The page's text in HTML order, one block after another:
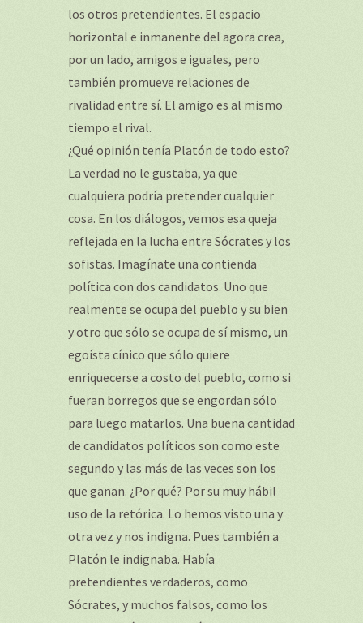
los otros pretendientes. El espacio
horizontal e inmanente del agora crea,
por un lado, amigos e iguales, pero
también promueve relaciones de
rivalidad entre sí. El amigo es al mismo
tiempo el rival.
¿Qué opinión tenía Platón de todo esto?
La verdad no le gustaba, ya que
cualquiera podría pretender cualquier
cosa. En los diálogos, vemos esa queja
reflejada en la lucha entre Sócrates y los
sofistas. Imagínate una contienda
política con dos candidatos. Uno que
realmente se ocupa del pueblo y su bien
y otro que sólo se ocupa de sí mismo, un
egoísta cínico que sólo quiere
enriquecerse a costo del pueblo, como si
fueran borregos que se engordan sólo
para luego matarlos. Una buena cantidad
de candidatos políticos son como este
segundo y las más de las veces son los
que ganan. ¿Por qué? Por su muy hábil
uso de la retórica. Lo hemos visto una y
otra vez y nos indigna. Pues también a
Platón le indignaba. Había
pretendientes verdaderos, como
Sócrates, y muchos falsos, como los